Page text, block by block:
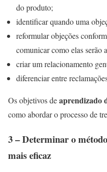
do produto;
identificar quando uma
reformular objeções
comunicar como elas serão
criar um relacionamento
diferenciar entre
Os objetivos deaprendizado
como abordar o processo de
3 – Determinar o
mais eficaz